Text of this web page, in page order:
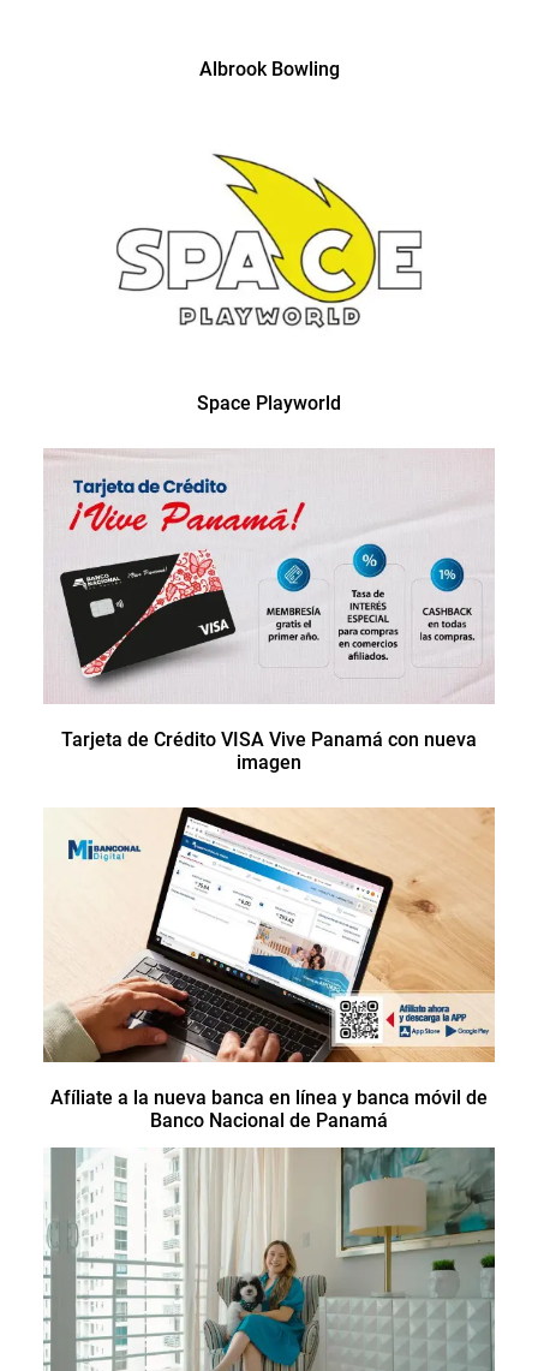
Albrook Bowling
Space Playworld
Tarjeta de Crédito VISA Vive Panamá con nueva
imagen
Afíliate a la nueva banca en línea y banca móvil de
Banco Nacional de Panamá